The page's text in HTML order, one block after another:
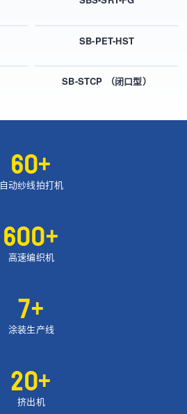
SB-PET-HST
SB-STCP （闭口型）
60+
自动纱线拍打机
600+
高速编织机
7+
涂装生产线
20+
挤出机